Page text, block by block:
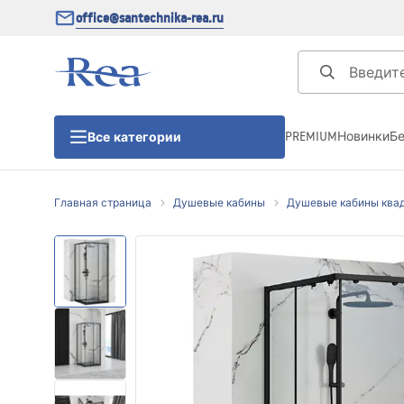
office@santechnika-rea.ru
Все категории
Душевые двери
Душевые поддоны
Линейные трапы для душа
PREMIUMНовинки
Главная страница Душевые кабины Душевые кабины